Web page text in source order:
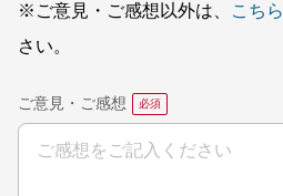
※ご意見・ご感想以外は、
こちら
さい。
ご意見・ご感想